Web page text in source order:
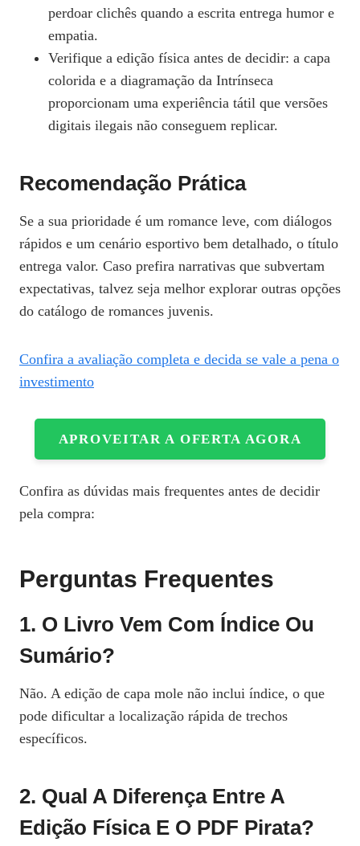
perdoar clichês quando a escrita entrega humor e
empatia.
Verifique a edição física antes de decidir: a capa
colorida e a diagramação da Intrínseca
proporcionam uma experiência tátil que versões
digitais ilegais não conseguem replicar.
Recomendação Prática
Se a sua prioridade é um romance leve, com diálogos
rápidos e um cenário esportivo bem detalhado, o título
entrega valor. Caso prefira narrativas que subvertam
expectativas, talvez seja melhor explorar outras opções
do catálogo de romances juvenis.
Confira a avaliação completa e decida se vale a pena o
investimento
APROVEITAR A OFERTA AGORA
Confira as dúvidas mais frequentes antes de decidir
pela compra:
Perguntas Frequentes
1. O Livro Vem Com Índice Ou
Sumário?
Não. A edição de capa mole não inclui índice, o que
pode dificultar a localização rápida de trechos
específicos.
2. Qual A Diferença Entre A
Edição Física E O PDF Pirata?